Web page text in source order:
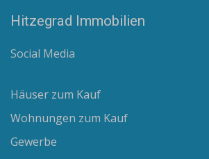
Hitzegrad Immobilien
Social Media
Häuser zum Kauf
Wohnungen zum Kauf
Gewerbe